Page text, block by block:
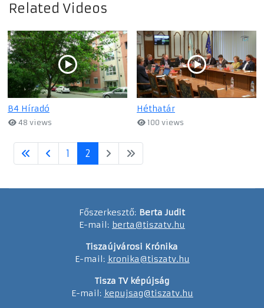
Related Videos
B4 Híradó
48 views
Héthatár
100 views
1 2
Főszerkesztő: Berta Judit
E-mail: berta@tiszatv.hu
Tiszaújvárosi Krónika
E-mail: kronika@tiszatv.hu
Tisza TV képújság
E-mail: kepujsag@tiszatv.hu